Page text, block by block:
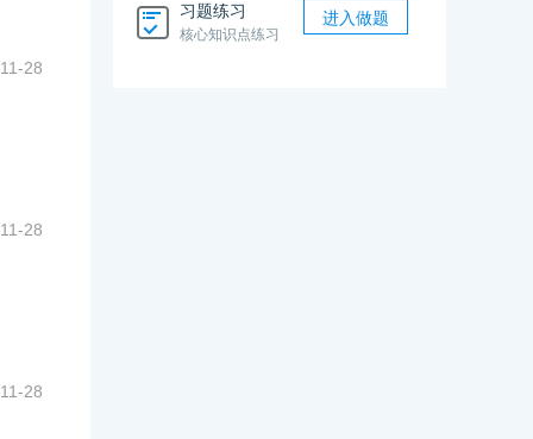
28
28
28
习题练习
核心知识点练习
进入做题